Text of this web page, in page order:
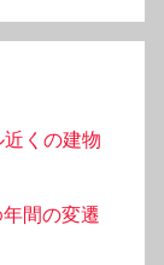
くの建物
間の変遷